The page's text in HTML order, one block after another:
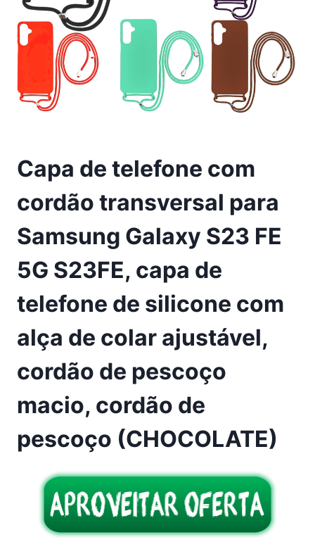
Capa de telefone com
cordão transversal para
Samsung Galaxy S23 FE
5G S23FE, capa de
telefone de silicone com
alça de colar ajustável,
cordão de pescoço
macio, cordão de
pescoço (CHOCOLATE)